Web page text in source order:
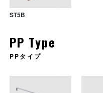
ST5B
PS-CE ST3B
PP Type
PPタイプ